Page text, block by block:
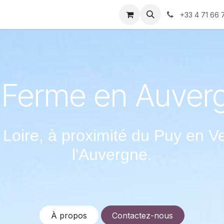
Ou trouver nos produits marchés hiver+33 4 71 66
en
à proximité du Puy en
l'Auvergne.
À propos Contactez-nous